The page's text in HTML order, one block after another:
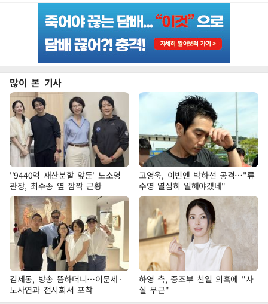
많이 본 기사
''9440억 재산분할 앞둔' 노소영
관장, 최수종 옆 깜짝 근황
고영욱, 이번엔 박하선 공격…"류
수영 열심히 일해야겠네"
김제동, 방송 뜸하더니…이문세·
노사연과 전시회서 포착
하영 측, 증조부 친일 의혹에 "사
실 무근"